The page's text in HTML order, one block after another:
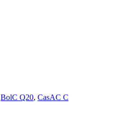
BolC Q20, CasAC C